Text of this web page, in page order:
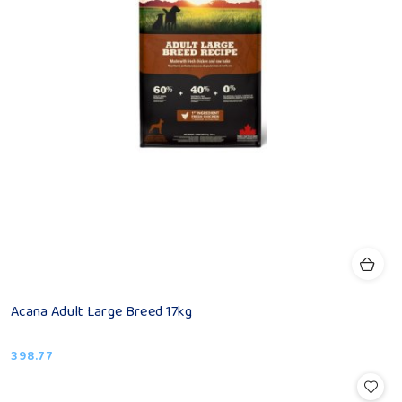
Acana Adult Large Breed 17kg
Cena:
398.77